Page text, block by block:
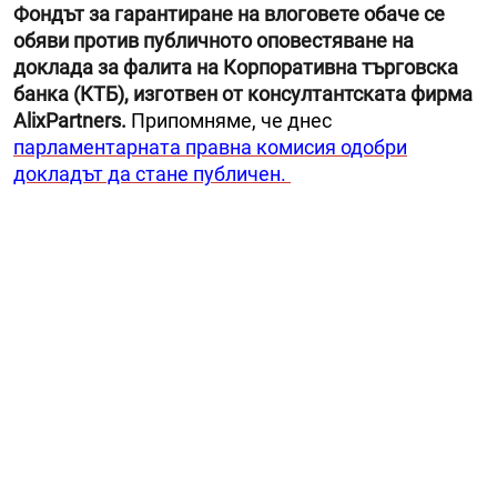
Фондът за гарантиране на влоговете обаче се
обяви против публичното оповестяване на
доклада за фалита на Корпоративна търговска
банка (КТБ), изготвен от консултантската фирма
AlixPartners. Припомняме, че днес
парламентарната правна комисия одобри
докладът да стане публичен.